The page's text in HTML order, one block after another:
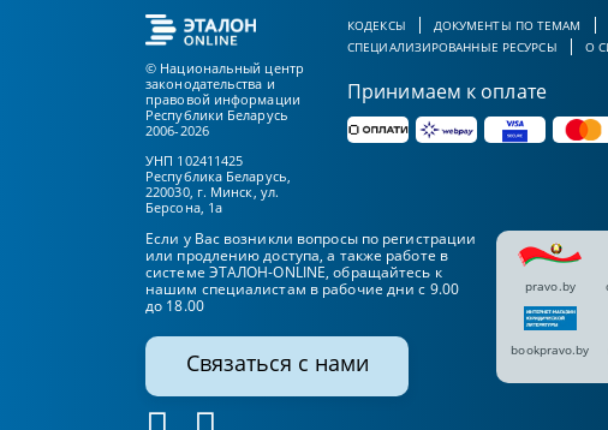
© Национальный центр
законодательства и
правовой информации
Республики Беларусь
2006-2026
УНП 102411425
Республика Беларусь,
220030, г. Минск, ул.
Берсона, 1а
КОДЕКСЫ ДОКУМЕНТЫ ПО ТЕМАМ
СПЕЦИАЛИЗИРОВАННЫЕ РЕСУРСЫ
О
Принимаем к оплате
Если у Вас возникли вопросы по регистрации
или продлению доступа, а также работе в
системе ЭТАЛОН-ONLINE, обращайтесь к
нашим специалистам в рабочие дни с 9.00
до 18.00
Связаться с нами
pravo.by
bookpravo.by